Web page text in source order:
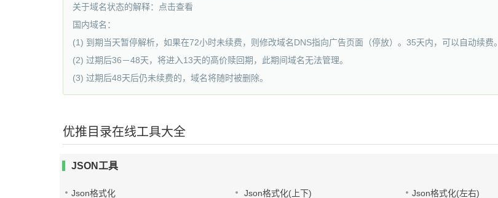
关于域名状态的解释：点击查看
国内域名：
(1) 到期当天暂停解析，如果在72小时未续费，则修改域名DNS指向广告页面（停放）。35天内，可以自动续费。
(2) 过期后36－48天，将进入13天的高价赎回期，此期间域名无法管理。
(3) 过期后48天后仍未续费的，域名将随时被删除。
优推目录在线工具大全
JSON工具
Json格式化 Json格式化(上下) Json格式化(左右)